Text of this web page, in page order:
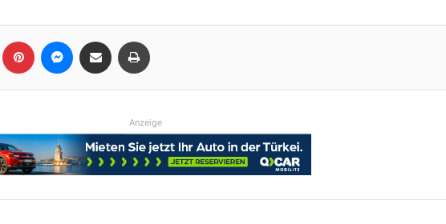
LinkedIn Pinterest Messenger
Teile per E-Mail
Anzeige